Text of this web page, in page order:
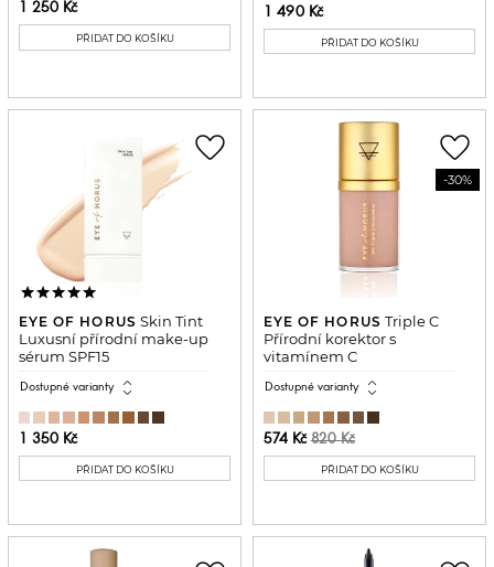
1 250 Kč
PŘIDAT DO KOŠÍKU
1 490 Kč
PŘIDAT DO KOŠÍKU
EYE OF HORUS Skin Tint
Luxusní přírodní make-up
sérum SPF15
Dostupné varianty expand_all
1 350 Kč
PŘIDAT DO KOŠÍKU
favorite_border
EYE OF HORUS Triple C
Přírodní korektor s
vitamínem C
Dostupné varianty expand_all
574 Kč820 Kč
PŘIDAT DO KOŠÍKU
-30%
favorite_border